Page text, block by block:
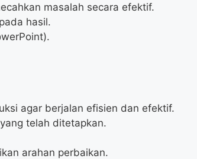
masalah secara efektif.
hasil.
agar berjalan efisien dan efektif.
telah ditetapkan.
arahan perbaikan.